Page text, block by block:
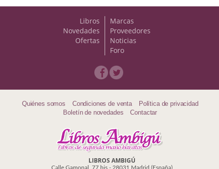
Papás, Mamás, Bebés...
Papás, Mamás, Bebés…
Libros
Novedades
Ofertas
Marcas
Proveedores
Noticias
Foro
Quiénes somos Condiciones de venta
Política de privacidad
Boletín de novedades
Contactar
LIBROS AMBIGÚ
Calle Gamonal, 77 bis - 28031 Madrid (España)